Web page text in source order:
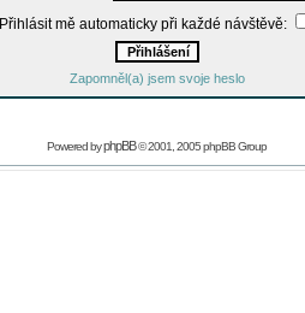
Přihlásit mě automaticky při každé návštěvě:
Zapomněl(a) jsem svoje heslo
Powered byphpBB© 2001, 2005 phpBB Group